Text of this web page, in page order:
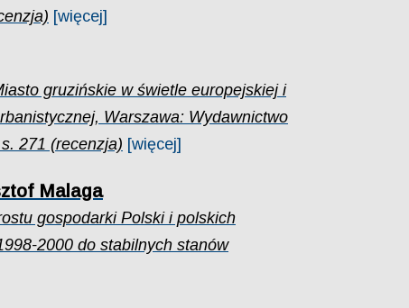
[więcej]
gruzińskie w świetle europejskiej i
Warszawa: Wydawnictwo
271 (recenzja) [więcej]
Malaga
gospodarki Polski i polskich
2000 do stabilnych stanów